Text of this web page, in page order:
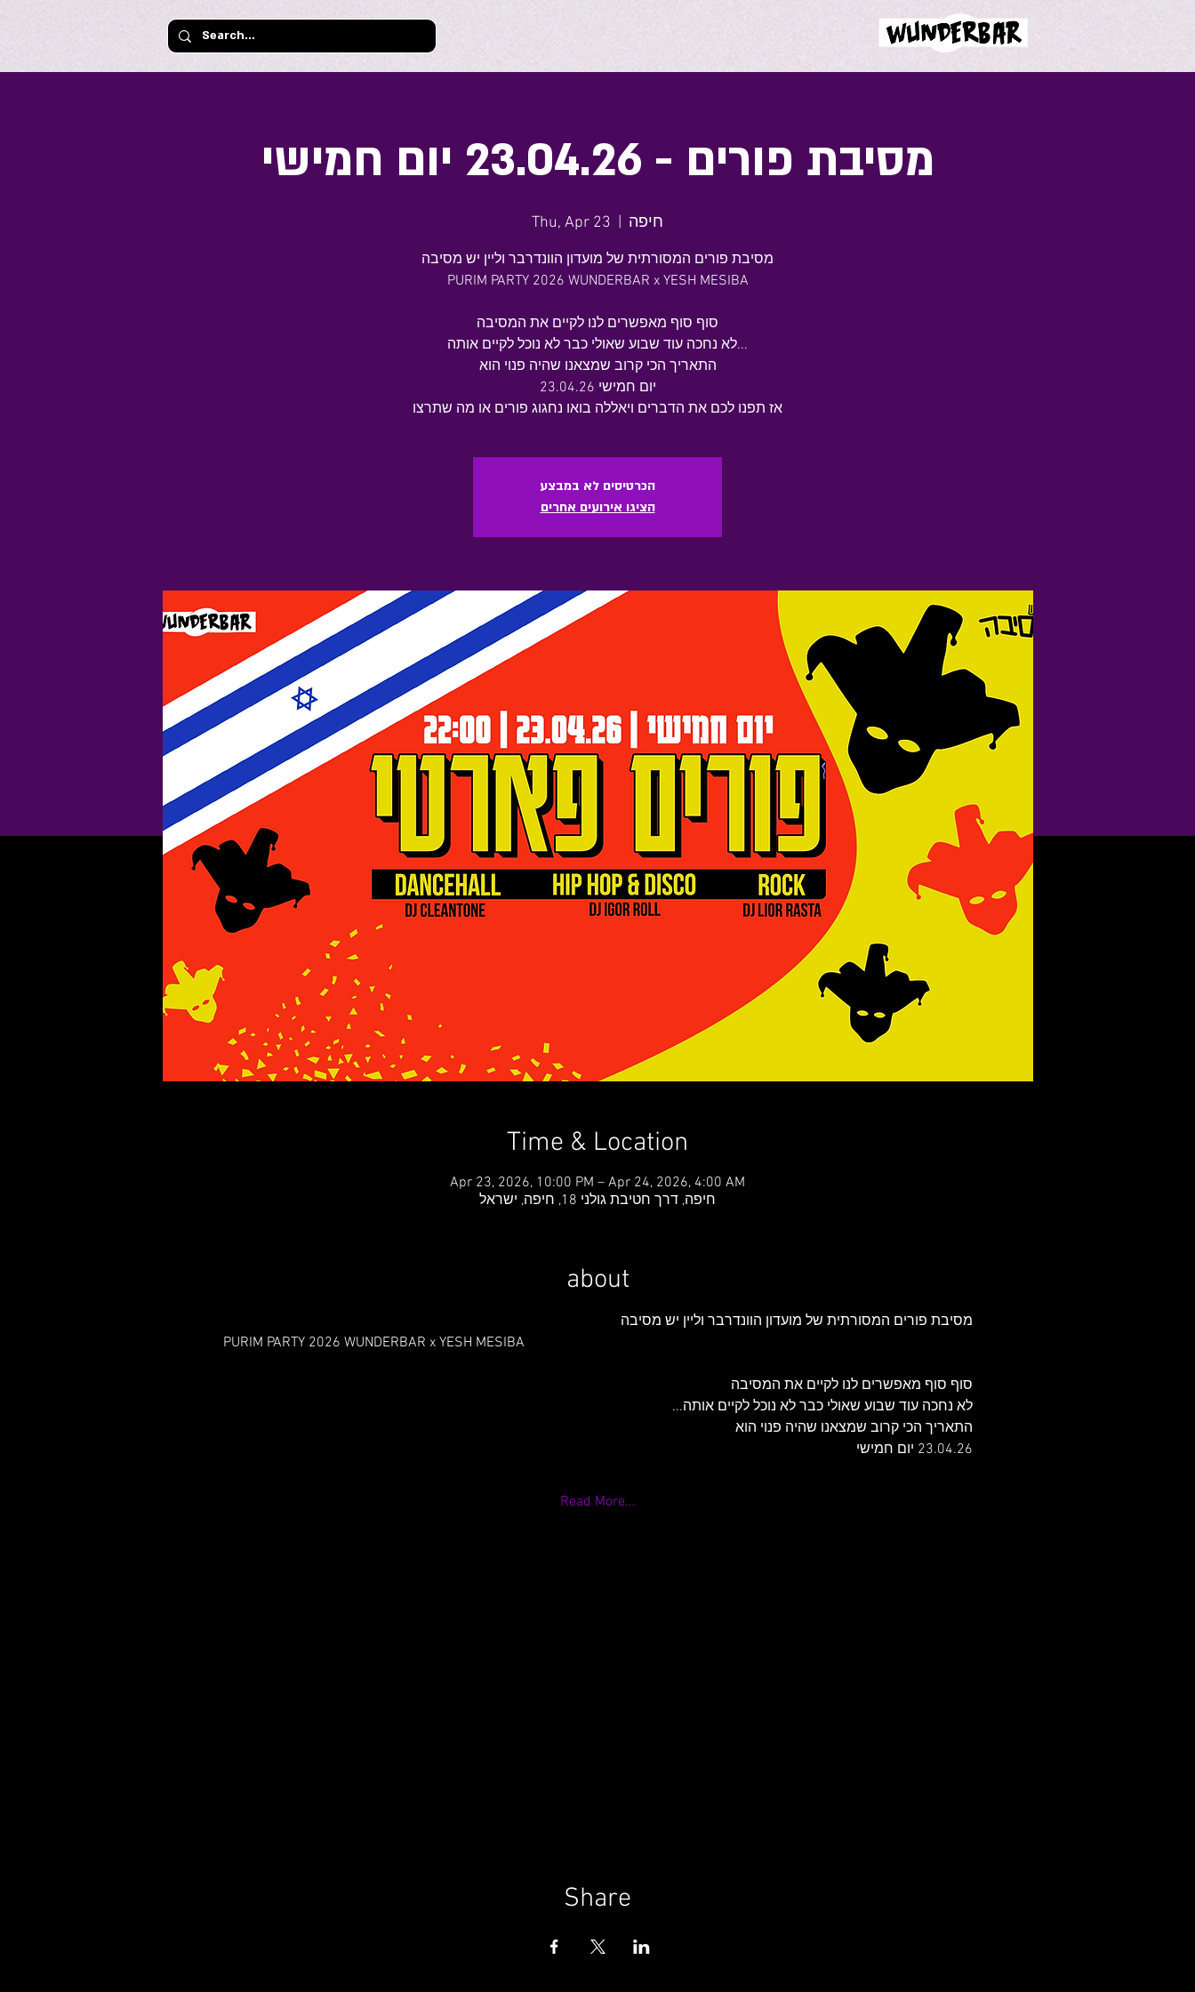
מסיבת פורים - 23.04.26 יום חמישי
Thu, Apr 23 חיפה
מסיבת פורים המסורתית של מועדון הוונדרבר וליין יש מסיבה
PURIM PARTY 2026 WUNDERBAR x YESH MESIBA
סוף סוף מאפשרים לנו לקיים את המסיבה
לא נחכה עוד שבוע שאולי כבר לא נוכל לקיים אותה...
התאריך הכי קרוב שמצאנו שהיה פנוי הוא
23.04.26 יום חמישי
אז תפנו לכם את הדברים ויאללה בואו נחגוג פורים או מה שתרצו
הכרטיסים לא במבצע
הציגו אירועים אחרים
Time & Location
Apr 23, 2026, 10:00 PM – Apr 24, 2026, 4:00 AM
חיפה, דרך חטיבת גולני 18, חיפה, ישראל
about
מסיבת פורים המסורתית של מועדון הוונדרבר וליין יש מסיבה
PURIM PARTY 2026 WUNDERBAR x YESH MESIBA
סוף סוף מאפשרים לנו לקיים את המסיבה
לא נחכה עוד שבוע שאולי כבר לא נוכל לקיים אותה...
התאריך הכי קרוב שמצאנו שהיה פנוי הוא
23.04.26 יום חמישי
Read More...
Share